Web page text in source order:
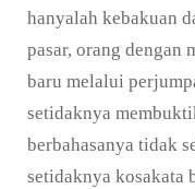
hanyalah kebakuan
pasar, orang dengan
baru melalui
setidaknya
berbahasanya tidak
setidaknya kosakata